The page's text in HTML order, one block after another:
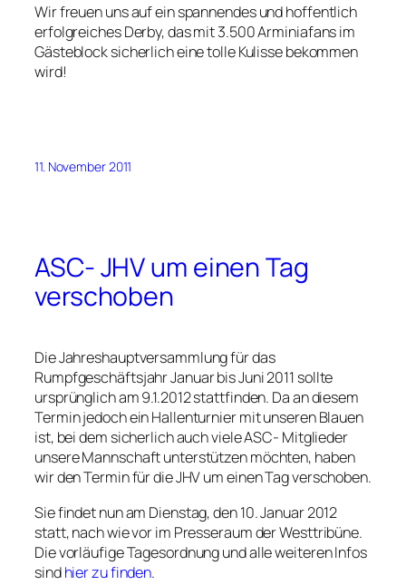
Wir freuen uns auf ein spannendes und hoffentlich
erfolgreiches Derby, das mit 3.500 Arminiafans im
Gästeblock sicherlich eine tolle Kulisse bekommen
wird!
11. November 2011
ASC- JHV um einen Tag
verschoben
Die Jahreshauptversammlung für das
Rumpfgeschäftsjahr Januar bis Juni 2011 sollte
ursprünglich am 9.1.2012 stattfinden. Da an diesem
Termin jedoch ein Hallenturnier mit unseren Blauen
ist, bei dem sicherlich auch viele ASC- Mitglieder
unsere Mannschaft unterstützen möchten, haben
wir den Termin für die JHV um einen Tag verschoben.
Sie findet nun am Dienstag, den 10. Januar 2012
statt, nach wie vor im Presseraum der Westtribüne.
Die vorläufige Tagesordnung und alle weiteren Infos
sindhier zu finden.